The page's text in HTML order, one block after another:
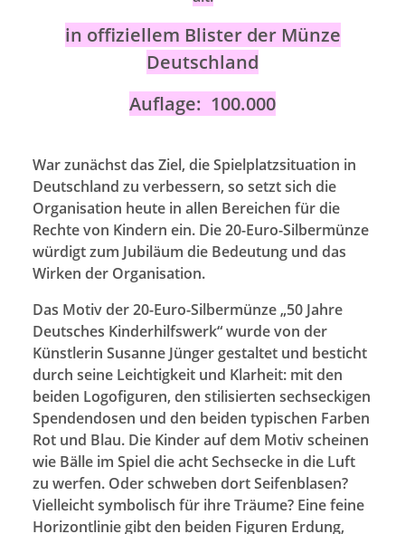
in offiziellem Blister der Münze
Deutschland
Auflage: 100.000
War zunächst das Ziel, die Spielplatzsituation in
Deutschland zu verbessern, so setzt sich die
Organisation heute in allen Bereichen für die
Rechte von Kindern ein. Die 20-Euro-Silbermünze
würdigt zum Jubiläum die Bedeutung und das
Wirken der Organisation.
Das Motiv der 20-Euro-Silbermünze „50 Jahre
Deutsches Kinderhilfswerk“ wurde von der
Künstlerin Susanne Jünger gestaltet und besticht
durch seine Leichtigkeit und Klarheit: mit den
beiden Logofiguren, den stilisierten sechseckigen
Spendendosen und den beiden typischen Farben
Rot und Blau. Die Kinder auf dem Motiv scheinen
wie Bälle im Spiel die acht Sechsecke in die Luft
zu werfen. Oder schweben dort Seifenblasen?
Vielleicht symbolisch für ihre Träume? Eine feine
Horizontlinie gibt den beiden Figuren Erdung,